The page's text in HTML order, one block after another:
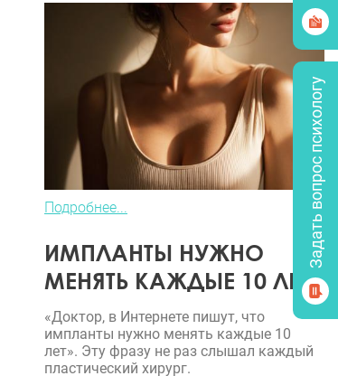
Подробнее...
ИМПЛАНТЫ НУЖНО
МЕНЯТЬ КАЖДЫЕ 10 ЛЕТ?
«Доктор, в Интернете пишут, что
импланты нужно менять каждые 10
лет». Эту фразу не раз слышал каждый
пластический хирург.
Задать вопрос психологу